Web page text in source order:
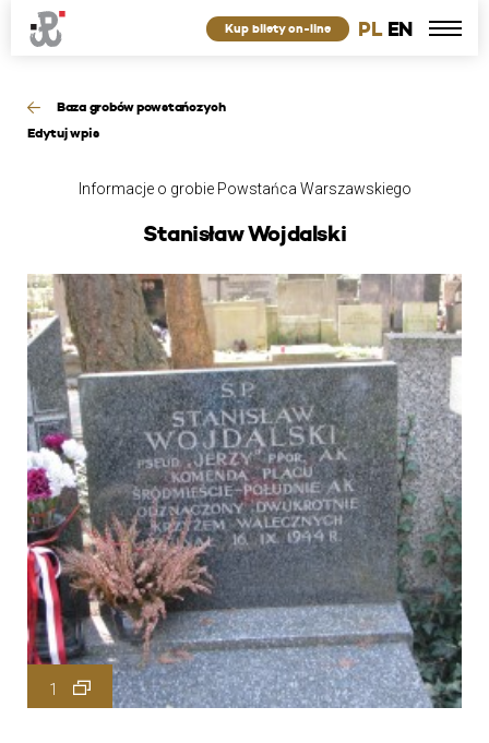
PL EN
Kup bilety on-line
Baza grobów powstańczych
Edytuj wpis
Informacje o grobie Powstańca Warszawskiego
Stanisław Wojdalski
1